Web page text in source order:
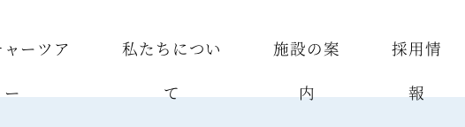
ーツア
ー
私たちについ
て
施設の案
内
採用情
報